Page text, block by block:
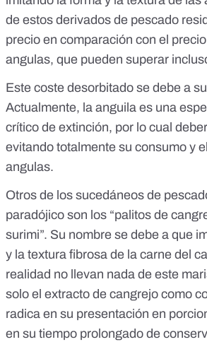
de estos derivados de pescado
precio en comparación con el
angulas, que pueden superar
Este coste desorbitado se debe a
Actualmente, la anguila es una
crítico de extinción, por lo cual
evitando totalmente su consumo y
angulas.
Otros de los sucedáneos de
paradójico son los “palitos de
surimi”. Su nombre se debe a que
y la textura fibrosa de la carne del
realidad no llevan nada de este
solo el extracto de cangrejo como
radica en su presentación en
en su tiempo prolongado de